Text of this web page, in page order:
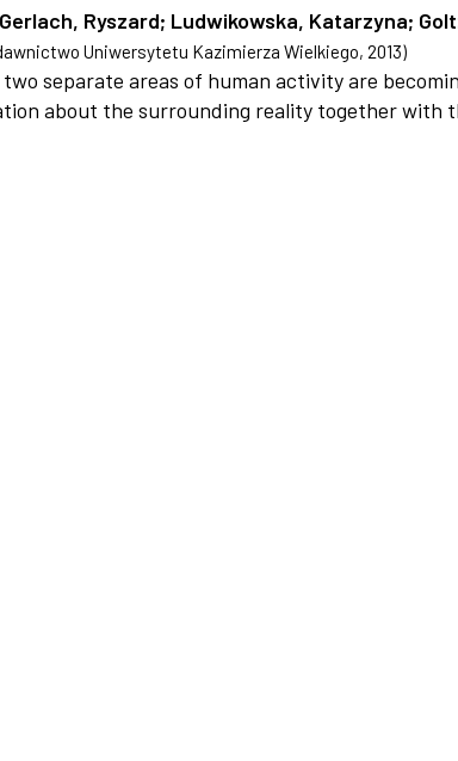
Gerlach, Ryszard; Ludwikowska, Katarzyna;
Uniwersytetu Kazimierza Wielkiego, 2013)
separate areas of human activity are
about the surrounding reality together with